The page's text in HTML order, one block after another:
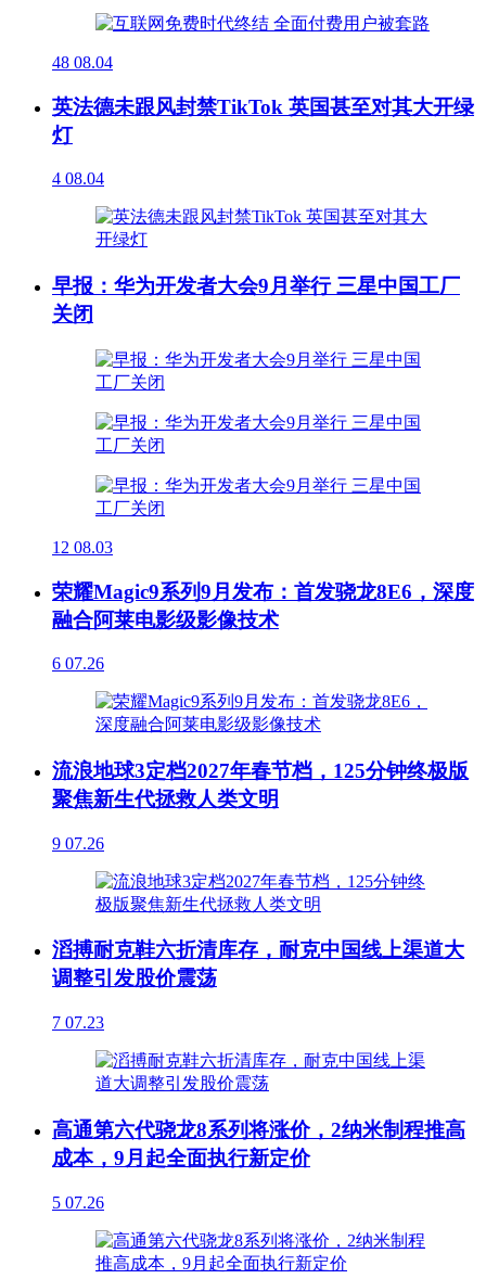
48 08.04
英法德未跟风封禁TikTok 英国甚至对其大开绿
灯
4 08.04
早报：华为开发者大会9月举行 三星中国工厂
关闭
12 08.03
荣耀Magic9系列9月发布：首发骁龙8E6，深度
融合阿莱电影级影像技术
6 07.26
流浪地球3定档2027年春节档，125分钟终极版
聚焦新生代拯救人类文明
9 07.26
滔搏耐克鞋六折清库存，耐克中国线上渠道大
调整引发股价震荡
7 07.23
高通第六代骁龙8系列将涨价，2纳米制程推高
成本，9月起全面执行新定价
5 07.26